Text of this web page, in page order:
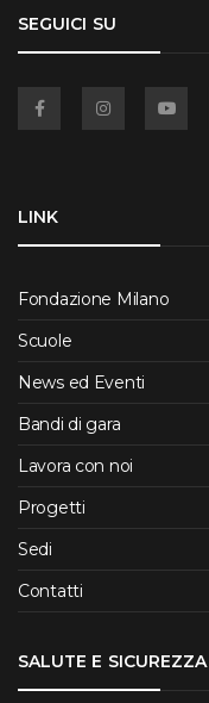
SEGUICI SU
LINK
Fondazione Milano
Scuole
News ed Eventi
Bandi di gara
Lavora con noi
Progetti
Sedi
Contatti
SALUTE E SICUREZZA